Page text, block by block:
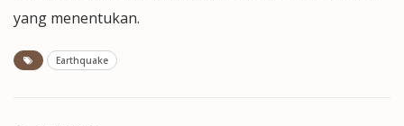
yang menentukan.
Earthquake